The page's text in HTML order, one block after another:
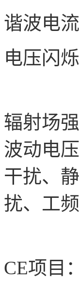
谐波电流
电压闪烁
辐射场
波动电
干扰、
扰、工
CE项目：